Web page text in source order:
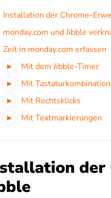
Installation der Chrome-
monday.com und Jibble
Zeit in monday.com erfassen
Mit dem Jibble-Timer
Mit
Mit Rechtsklicks
Mit Textmarkierungen
der